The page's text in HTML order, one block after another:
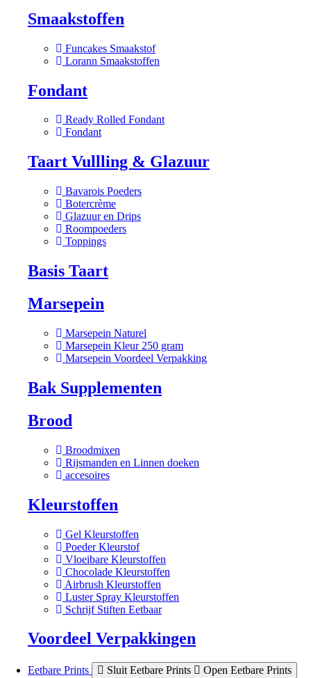
Smaakstoffen
Funcakes Smaakstof
Lorann Smaakstoffen
Fondant
Ready Rolled Fondant
Fondant
Taart Vullling & Glazuur
Bavarois Poeders
Botercrème
Glazuur en Drips
Roompoeders
Toppings
Basis Taart
Marsepein
Marsepein Naturel
Marsepein Kleur 250 gram
Marsepein Voordeel Verpakking
Bak Supplementen
Brood
Broodmixen
Rijsmanden en Linnen doeken
accesoires
Kleurstoffen
Gel Kleurstoffen
Poeder Kleurstof
Vloeibare Kleurstoffen
Chocolade Kleurstoffen
Airbrush Kleurstoffen
Luster Spray Kleurstoffen
Schrijf Stiften Eetbaar
Voordeel Verpakkingen
Eetbare Prints Sluit Eetbare Prints
Open Eetbare Prints